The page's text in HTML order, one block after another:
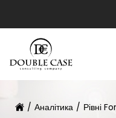
/ Аналітика / Рівні